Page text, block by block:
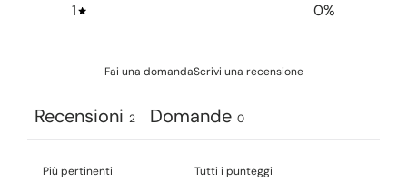
1
0%
Fai una domandaScrivi una recensione
Recensioni 2 Domande 0